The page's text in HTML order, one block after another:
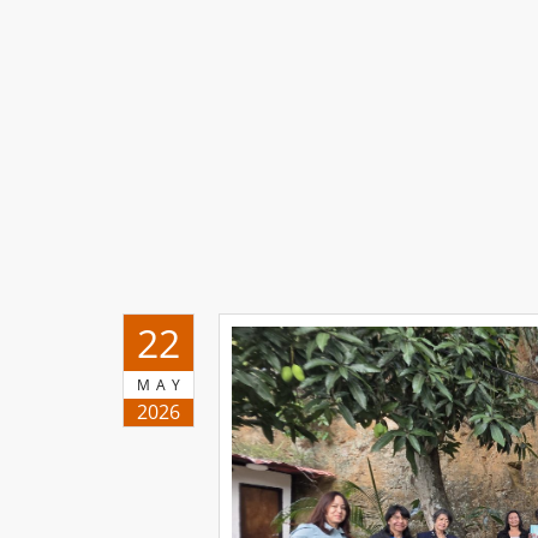
22
MAY
2026